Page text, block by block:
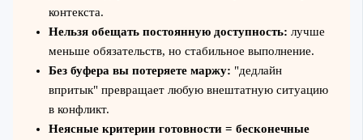
контекста.
Нельзя обещать постоянную доступность: лучше
меньше обязательств, но стабильное выполнение.
Без буфера вы потеряете маржу: "дедлайн
впритык" превращает любую внештатную ситуацию
в конфликт.
Неясные критерии готовности = бесконечные